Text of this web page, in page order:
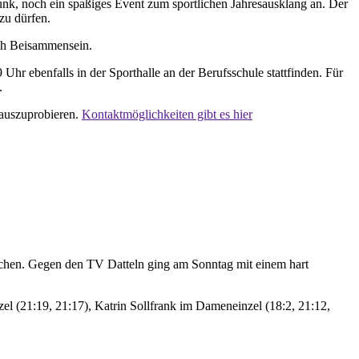
noch ein spaßiges Event zum sportlichen Jahresausklang an. Der
dürfen.
Beisammensein.
Uhr ebenfalls in der Sporthalle an der Berufsschule stattfinden. Für
Kontaktmöglichkeiten gibt es hier
Gegen den TV Datteln ging am Sonntag mit einem hart
(21:19, 21:17), Katrin Sollfrank im Dameneinzel (18:2, 21:12,